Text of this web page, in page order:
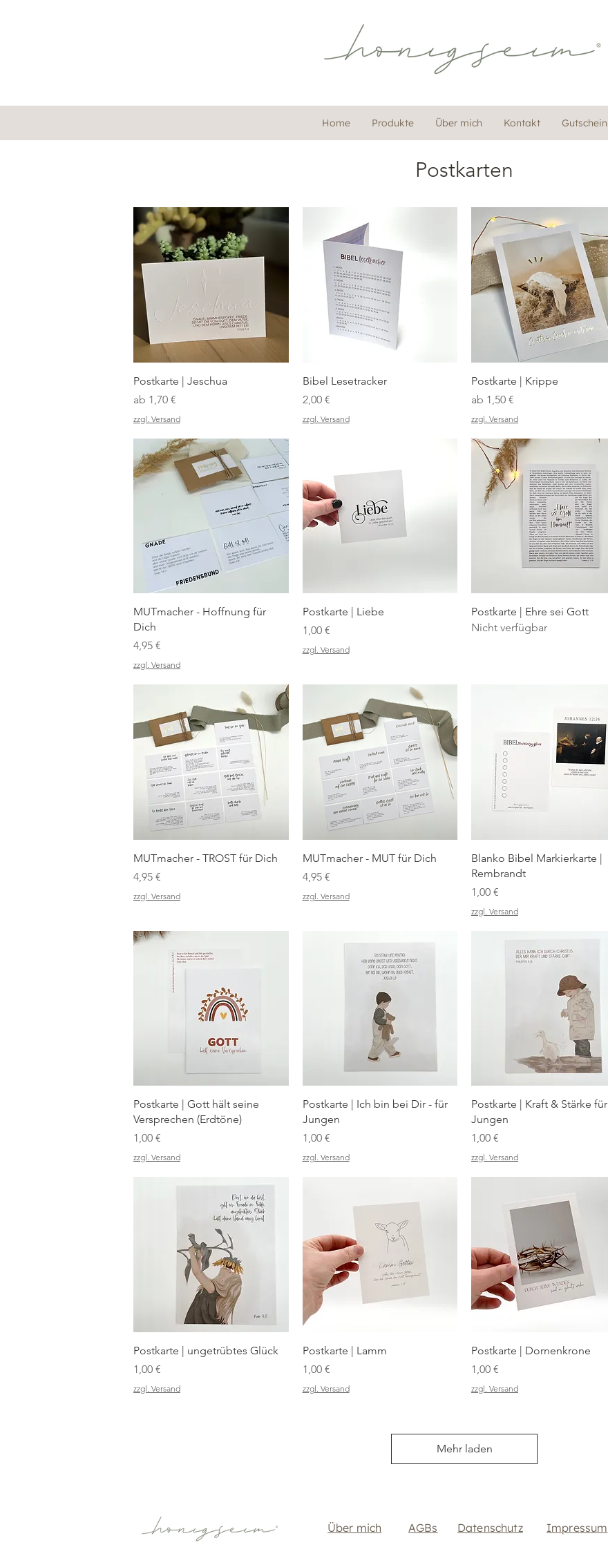
Home Produkte Über mich Kontakt Gutschein
Postkarten
Schnellansicht
Postkarte | Jeschua
ab 1,70 €
Sale-Preis
zzgl. Versand
Schnellansicht
Bibel Lesetracker
Preis
2,00 €
zzgl. Versand
Schnellansicht
Postkarte | Krippe
ab 1,50 €
Sale-Preis
zzgl. Versand
Schnellansicht
MUTmacher - Hoffnung für
Dich
Preis
4,95 €
zzgl. Versand
Schnellansicht
Postkarte | Liebe
Preis
1,00 €
zzgl. Versand
Schnellansicht
Postkarte | Ehre sei Gott
Nicht verfügbar
Schnellansicht
MUTmacher - TROST für Dich
Preis
4,95 €
zzgl. Versand
Schnellansicht
MUTmacher - MUT für Dich
Preis
4,95 €
zzgl. Versand
Schnellansicht
Blanko Bibel Markierkarte |
Rembrandt
Preis
1,00 €
zzgl. Versand
Schnellansicht
Postkarte | Gott hält seine
Versprechen (Erdtöne)
Preis
1,00 €
zzgl. Versand
Schnellansicht
Postkarte | Ich bin bei Dir - für
Jungen
Preis
1,00 €
zzgl. Versand
Schnellansicht
Postkarte | Kraft & Stärke für
Jungen
Preis
1,00 €
zzgl. Versand
Schnellansicht
Postkarte | ungetrübtes Glück
Preis
1,00 €
zzgl. Versand
Schnellansicht
Postkarte | Lamm
Preis
1,00 €
zzgl. Versand
Schnellansicht
Postkarte | Dornenkrone
Preis
1,00 €
zzgl. Versand
Mehr laden
Über mich AGBs Datenschutz Impressum